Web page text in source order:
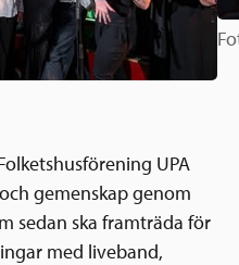
UPA
gemenskap genom
sedan ska framträda för
med liveband,